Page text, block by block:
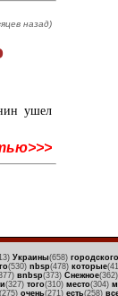
назад)
ушел
Украины(658) городского
(530) nbsp(478) которые
вnbsp(373) Снежное(362)
(327) того(310) место(304)
(275) очень(271) есть(258)